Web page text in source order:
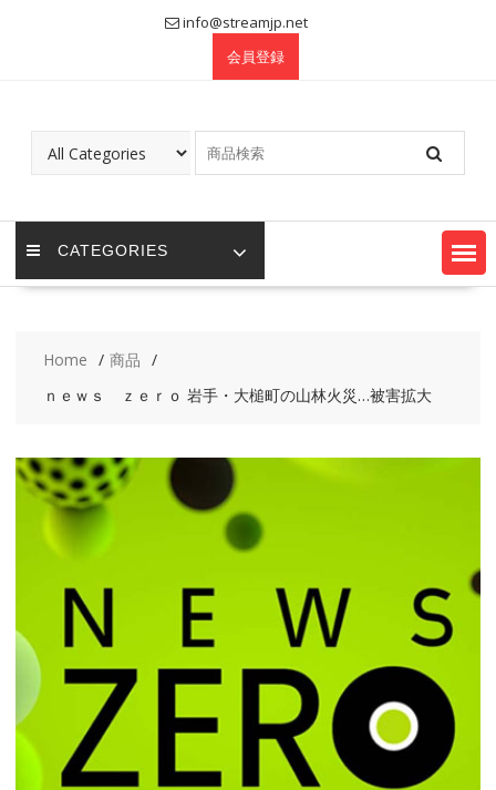
info@streamjp.net
会員登録
CATEGORIES
Home
商品
ｎｅｗｓ ｚｅｒｏ 岩手・大槌町の山林火災…被害拡大